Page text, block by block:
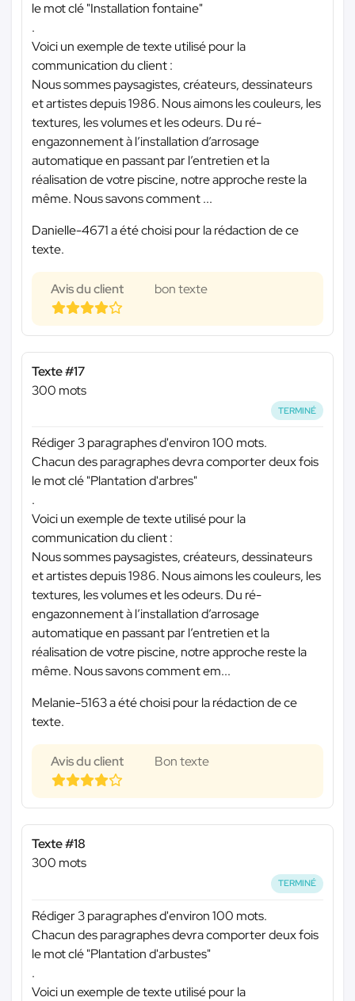
le mot clé "Installation fontaine"
.
Voici un exemple de texte utilisé pour la
communication du client :
Nous sommes paysagistes, créateurs, dessinateurs
et artistes depuis 1986. Nous aimons les couleurs, les
textures, les volumes et les odeurs. Du ré-
engazonnement à l’installation d’arrosage
automatique en passant par l’entretien et la
réalisation de votre piscine, notre approche reste la
même. Nous savons comment ...
Danielle-4671 a été choisi pour la rédaction de ce
texte.
Avis du client bon texte
Texte #17
300 mots
TERMINÉ
Rédiger 3 paragraphes d'environ 100 mots.
Chacun des paragraphes devra comporter deux fois
le mot clé "Plantation d'arbres"
.
Voici un exemple de texte utilisé pour la
communication du client :
Nous sommes paysagistes, créateurs, dessinateurs
et artistes depuis 1986. Nous aimons les couleurs, les
textures, les volumes et les odeurs. Du ré-
engazonnement à l’installation d’arrosage
automatique en passant par l’entretien et la
réalisation de votre piscine, notre approche reste la
même. Nous savons comment em...
Melanie-5163 a été choisi pour la rédaction de ce
texte.
Avis du client Bon texte
Texte #18
300 mots
TERMINÉ
Rédiger 3 paragraphes d'environ 100 mots.
Chacun des paragraphes devra comporter deux fois
le mot clé "Plantation d'arbustes"
.
Voici un exemple de texte utilisé pour la